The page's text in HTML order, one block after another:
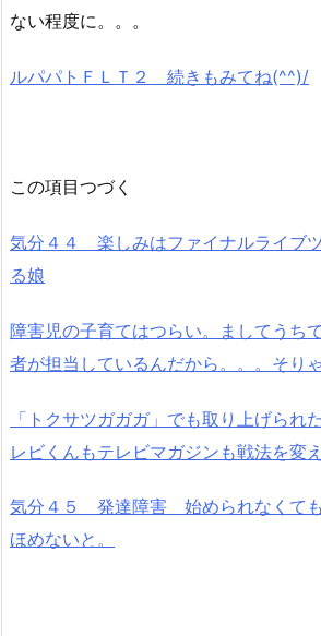
ない程度に。。。
ルパパトＦＬＴ２ 続きもみてね(^^)/
この項目つづく
気分４４ 楽しみはファイナルライブ
る娘
障害児の子育てはつらい。ましてうち
者が担当しているんだから。。。そり
「トクサツガガガ」でも取り上げられ
レビくんもテレビマガジンも戦法を変
気分４５ 発達障害 始められなくて
ほめないと。